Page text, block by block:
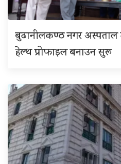
बुढानीलकण्ठ नगर अस्पताल
हेल्थ प्रोफाइल बनाउन सुरू